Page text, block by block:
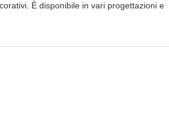
È disponibile in vari progettazioni e